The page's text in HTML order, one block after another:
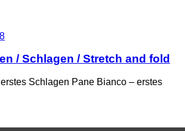
/ Schlagen / Stretch and fold
Schlagen Pane Bianco – erstes